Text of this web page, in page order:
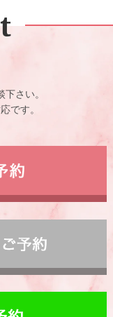
さい。
です。